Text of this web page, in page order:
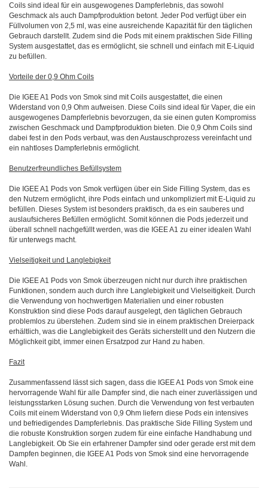
Coils sind ideal für ein ausgewogenes Dampferlebnis, das sowohl
Geschmack als auch Dampfproduktion betont. Jeder Pod verfügt über ein
Füllvolumen von 2,5 ml, was eine ausreichende Kapazität für den täglichen
Gebrauch darstellt. Zudem sind die Pods mit einem praktischen Side Filling
System ausgestattet, das es ermöglicht, sie schnell und einfach mit E-Liquid
zu befüllen.
Vorteile der 0,9 Ohm Coils
Die IGEE A1 Pods von Smok sind mit Coils ausgestattet, die einen
Widerstand von 0,9 Ohm aufweisen. Diese Coils sind ideal für Vaper, die ein
ausgewogenes Dampferlebnis bevorzugen, da sie einen guten Kompromiss
zwischen Geschmack und Dampfproduktion bieten. Die 0,9 Ohm Coils sind
dabei fest in den Pods verbaut, was den Austauschprozess vereinfacht und
ein nahtloses Dampferlebnis ermöglicht.
Benutzerfreundliches Befüllsystem
Die IGEE A1 Pods von Smok verfügen über ein Side Filling System, das es
den Nutzern ermöglicht, ihre Pods einfach und unkompliziert mit E-Liquid zu
befüllen. Dieses System ist besonders praktisch, da es ein sauberes und
auslaufsicheres Befüllen ermöglicht. Somit können die Pods jederzeit und
überall schnell nachgefüllt werden, was die IGEE A1 zu einer idealen Wahl
für unterwegs macht.
Vielseitigkeit und Langlebigkeit
Die IGEE A1 Pods von Smok überzeugen nicht nur durch ihre praktischen
Funktionen, sondern auch durch ihre Langlebigkeit und Vielseitigkeit. Durch
die Verwendung von hochwertigen Materialien und einer robusten
Konstruktion sind diese Pods darauf ausgelegt, den täglichen Gebrauch
problemlos zu überstehen. Zudem sind sie in einem praktischen Dreierpack
erhältlich, was die Langlebigkeit des Geräts sicherstellt und den Nutzern die
Möglichkeit gibt, immer einen Ersatzpod zur Hand zu haben.
Fazit
Zusammenfassend lässt sich sagen, dass die IGEE A1 Pods von Smok eine
hervorragende Wahl für alle Dampfer sind, die nach einer zuverlässigen und
leistungsstarken Lösung suchen. Durch die Verwendung von fest verbauten
Coils mit einem Widerstand von 0,9 Ohm liefern diese Pods ein intensives
und befriedigendes Dampferlebnis. Das praktische Side Filling System und
die robuste Konstruktion sorgen zudem für eine einfache Handhabung und
Langlebigkeit. Ob Sie ein erfahrener Dampfer sind oder gerade erst mit dem
Dampfen beginnen, die IGEE A1 Pods von Smok sind eine hervorragende
Wahl.